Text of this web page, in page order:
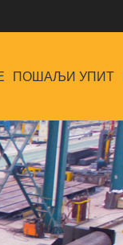
ПОШАЉИ УПИТ